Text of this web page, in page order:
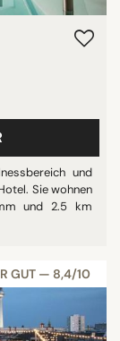
und
Sie wohnen
und 2.5 km
GUT — 8,4/10